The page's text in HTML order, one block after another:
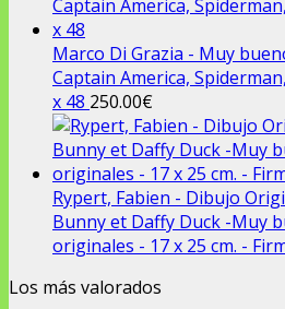
Marco Di Grazia - Muy
Captain America,
x 48 250.00€
Rypert, Fabien - Dibujo
Bunny et Daffy Duck -Muy
originales - 17 x 25 cm. -
Los más valorados